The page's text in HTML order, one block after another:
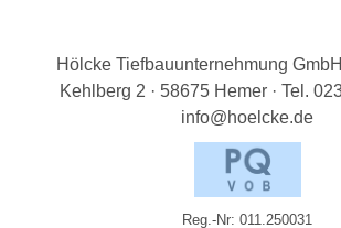
Hölcke Tiefbauunternehmung
Kehlberg 2 · 58675 Hemer · Tel.
info@hoelcke.de
Reg.-Nr: 011.250031